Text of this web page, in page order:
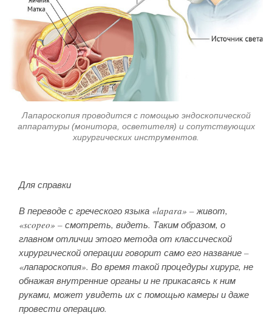
Лапароскопия проводится с помощью эндоскопической
аппаратуры (монитора, осветителя) и сопутствующих
хирургических инструментов.
Для справки
В переводе с греческого языка «lapara» – живот,
«scopeo» – смотреть, видеть. Таким образом, о
главном отличии этого метода от классической
хирургической операции говорит само его название –
«лапароскопия». Во время такой процедуры хирург, не
обнажая внутренние органы и не прикасаясь к ним
руками, может увидеть их с помощью камеры и даже
провести операцию.